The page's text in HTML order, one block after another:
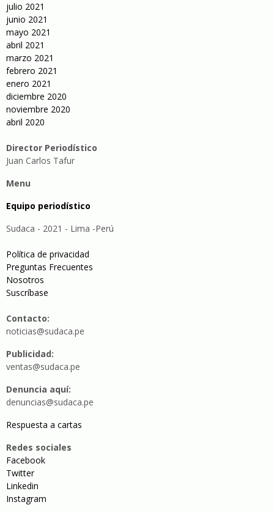
julio 2021
junio 2021
mayo 2021
abril 2021
marzo 2021
febrero 2021
enero 2021
diciembre 2020
noviembre 2020
abril 2020
Director Periodístico
Juan Carlos Tafur
Menu
Equipo periodístico
Sudaca - 2021 - Lima -Perú
Política de privacidad
Preguntas Frecuentes
Nosotros
Suscríbase
Contacto:
noticias@sudaca.pe
Publicidad:
ventas@sudaca.pe
Denuncia aquí:
denuncias@sudaca.pe
Respuesta a cartas
Redes sociales
Facebook
Twitter
Linkedin
Instagram